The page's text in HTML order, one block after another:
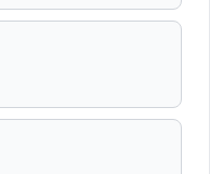
एसटीएसएफ ने 8वें